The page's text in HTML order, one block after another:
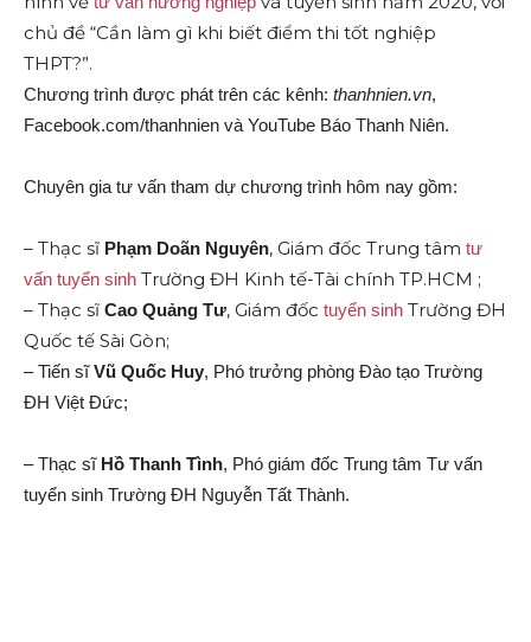
chủ đề “Cần làm gì khi biết điểm thi tốt nghiệp
THPT?”.
Chương trình được phát trên các kênh: thanhnien.vn,
Facebook.com/thanhnien và YouTube Báo Thanh Niên.
Chuyên gia tư vấn tham dự chương trình hôm nay gồm:
– Thạc sĩ Phạm Doãn Nguyên, Giám đốc Trung tâm tư
vấn tuyển sinh Trường ĐH Kinh tế-Tài chính TP.HCM ;
– Thạc sĩ Cao Quảng Tư, Giám đốc tuyển sinh Trường ĐH
Quốc tế Sài Gòn;
– Tiến sĩVũ Quốc Huy, Phó trưởng phòng Đào tạo Trường
ĐH Việt Đức;
– Thạc sĩ Hồ Thanh Tình, Phó giám đốc Trung tâm Tư vấn
tuyển sinh Trường ĐH Nguyễn Tất Thành.